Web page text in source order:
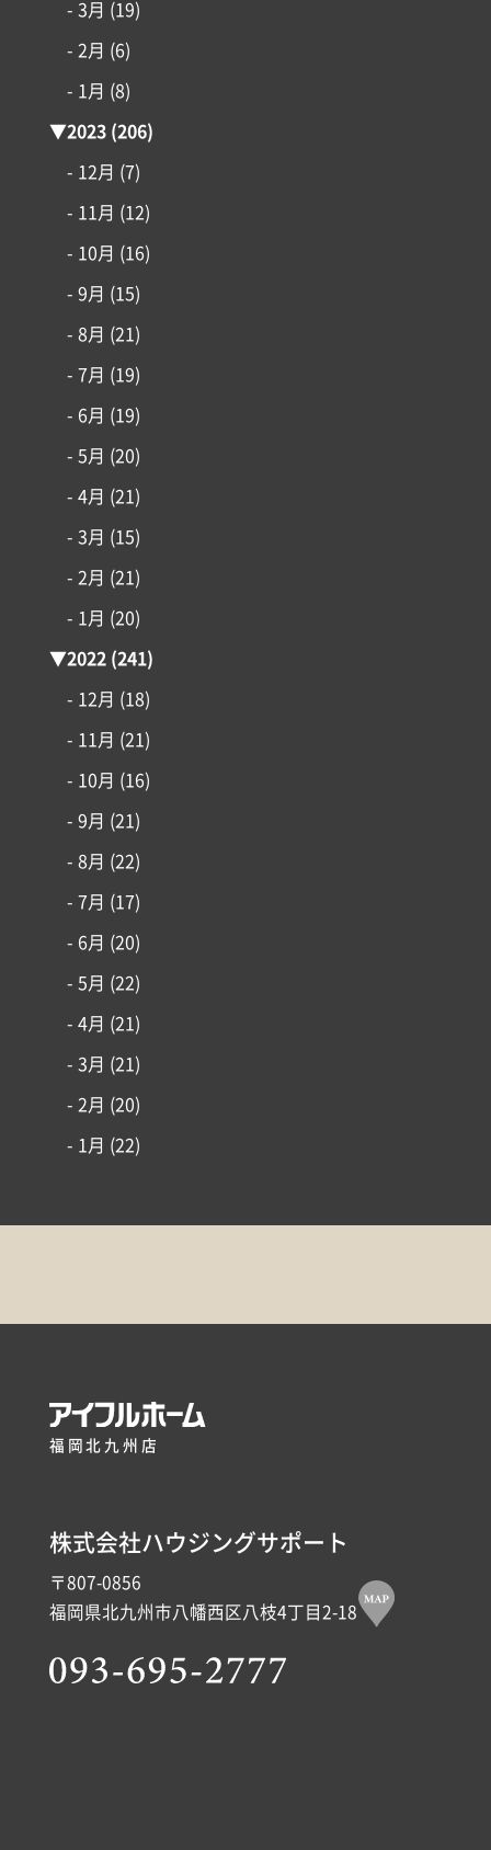
- 3月 (19)
- 2月 (6)
- 1月 (8)
▼2023(206)
- 12月 (7)
- 11月 (12)
- 10月 (16)
- 9月 (15)
- 8月 (21)
- 7月 (19)
- 6月 (19)
- 5月 (20)
- 4月 (21)
- 3月 (15)
- 2月 (21)
- 1月 (20)
▼2022(241)
- 12月 (18)
- 11月 (21)
- 10月 (16)
- 9月 (21)
- 8月 (22)
- 7月 (17)
- 6月 (20)
- 5月 (22)
- 4月 (21)
- 3月 (21)
- 2月 (20)
- 1月 (22)
福岡北九州店
株式会社ハウジングサポート
〒807-0856
福岡県北九州市八幡西区八枝4丁目2-18